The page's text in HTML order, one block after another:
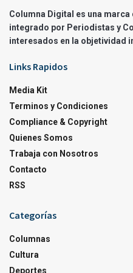
Columna Digital es una
integrado por Periodistas y
interesados en la objetividad
Links Rapidos
Media Kit
Terminos y Condiciones
Compliance & Copyright
Quienes Somos
Trabaja con Nosotros
Contacto
RSS
Categorías
Columnas
Cultura
Deportes